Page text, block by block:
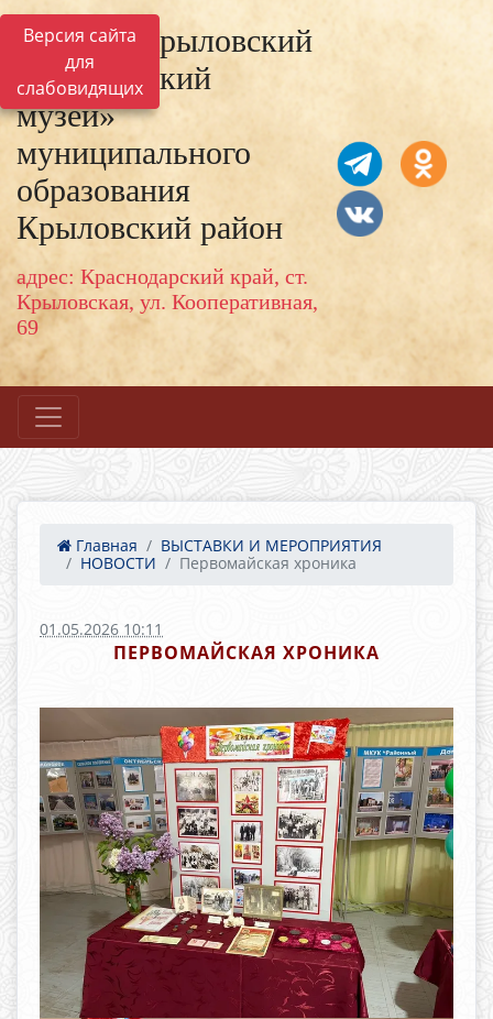
Версия сайта
для
слабовидящих
МКУК «Крыловский
исторический
музей»
муниципального
образования
Крыловский район
адрес: Краснодарский край, ст.
Крыловская, ул. Кооперативная,
69
Главная
ВЫСТАВКИ И МЕРОПРИЯТИЯ
НОВОСТИ
Первомайская хроника
01.05.2026 10:11
ПЕРВОМАЙСКАЯ ХРОНИКА